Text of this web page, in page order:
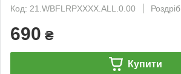
Код: 21.WBFLRPXXXX.ALL.0.00
Роздріб
690 ₴
Купити